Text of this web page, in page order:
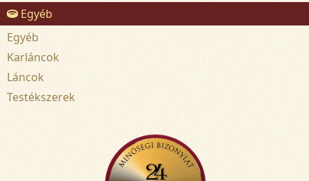
Egyéb
Egyéb
Karláncok
Láncok
Testékszerek